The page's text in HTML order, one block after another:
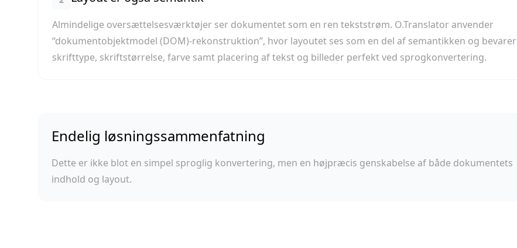
Almindelige oversættelsesværktøjer ser dokumentet som en ren tekststrøm. O.Translator anvender
“dokumentobjektmodel (DOM)-rekonstruktion”, hvor layoutet ses som en del af semantikken og bevarer
skrifttype, skriftstørrelse, farve samt placering af tekst og billeder perfekt ved sprogkonvertering.
Endelig løsningssammenfatning
Dette er ikke blot en simpel sproglig konvertering, men en højpræcis genskabelse af både dokumentets
indhold og layout.